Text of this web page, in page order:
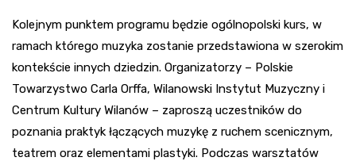
Kolejnym punktem programu będzie ogólnopolski kurs, w
ramach którego muzyka zostanie przedstawiona w szerokim
kontekście innych dziedzin. Organizatorzy – Polskie
Towarzystwo Carla Orffa, Wilanowski Instytut Muzyczny i
Centrum Kultury Wilanów – zaproszą uczestników do
poznania praktyk łączących muzykę z ruchem scenicznym,
teatrem oraz elementami plastyki. Podczas warsztatów